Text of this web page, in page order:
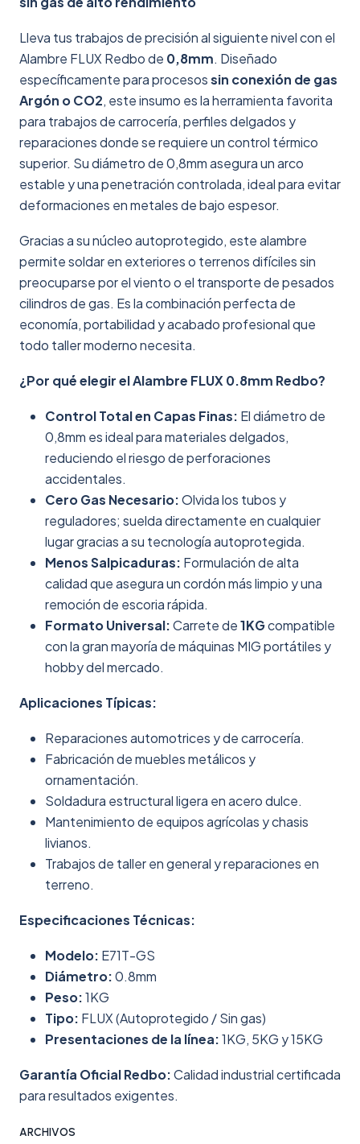
Lleva tus trabajos de precisión al siguiente nivel con el
Alambre FLUX Redbo de 0,8mm. Diseñado
específicamente para procesossin conexión de gas
Argón o CO2, este insumo es la herramienta favorita
para trabajos de carrocería, perfiles delgados y
reparaciones donde se requiere un control térmico
superior. Su diámetro de 0,8mm asegura un arco
estable y una penetración controlada, ideal para evitar
deformaciones en metales de bajo espesor.
Gracias a su núcleo autoprotegido, este alambre
permite soldar en exteriores o terrenos difíciles sin
preocuparse por el viento o el transporte de pesados
cilindros de gas. Es la combinación perfecta de
economía, portabilidad y acabado profesional que
todo taller moderno necesita.
¿Por qué elegir el Alambre FLUX 0.8mm Redbo?
Control Total en Capas Finas: El diámetro de
0,8mm es ideal para materiales delgados,
reduciendo el riesgo de perforaciones
accidentales.
Cero Gas Necesario:Olvida los tubos y
reguladores; suelda directamente en cualquier
lugar gracias a su tecnología autoprotegida.
Menos Salpicaduras: Formulación de alta
calidad que asegura un cordón más limpio y una
remoción de escoria rápida.
Formato Universal:Carrete de1KGcompatible
con la gran mayoría de máquinas MIG portátiles y
hobby del mercado.
Aplicaciones Típicas:
Reparaciones automotrices y de carrocería.
Fabricación de muebles metálicos y
ornamentación.
Soldadura estructural ligera en acero dulce.
Mantenimiento de equipos agrícolas y chasis
livianos.
Trabajos de taller en general y reparaciones en
terreno.
Especificaciones Técnicas:
Modelo: E71T-GS
Diámetro:0.8mm
Peso:1KG
Tipo: FLUX (Autoprotegido / Sin gas)
Presentaciones de la línea:1KG, 5KG y 15KG
Garantía Oficial Redbo:Calidad industrial certificada
para resultados exigentes.
ARCHIVOS